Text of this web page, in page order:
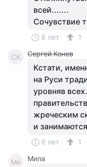
всей.......
Сочувствие
8 лет 1
СК Сергей Конев
Кстати,
на Руси
уровняв
жреческим
и
8 лет 1
Ми Мила